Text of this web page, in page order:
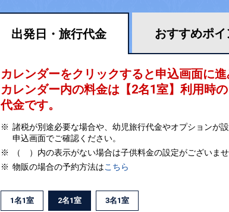
出発日・ 旅行代金 おすすめポイ
カレンダーをクリックすると申込画面に進
カレンダー内の料金は 【2名1室】利用時
代金です。
諸税が別途必要な場合や、幼児旅行代金やオプションが
申込画面でご確認ください。
（ ）内の表示がない場合は子供料金の設定がございませ
物販の場合の予約方法はこちら
1名1室 2名1室 3名1室